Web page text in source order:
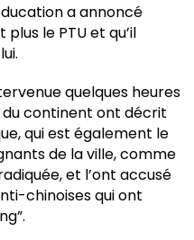
a annoncé
le PTU et qu’il
quelques heures
du continent ont décrit
qui est également le
de la ville, comme
et l’ont accusé
chinoises qui ont